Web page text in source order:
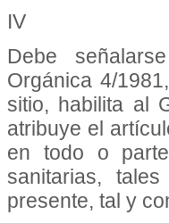
IV
Debe
Orgánica 4/
sitio, habilita al
atribuye el
en todo o
sanitarias,
presente, tal y